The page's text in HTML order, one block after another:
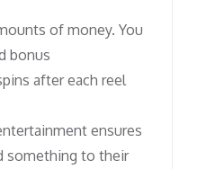
of money. You
bonus
after each reel
ensures
something to their